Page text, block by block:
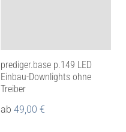
prediger.base p.149 LED
Einbau-Downlights ohne
Treiber
ab 49,00 €